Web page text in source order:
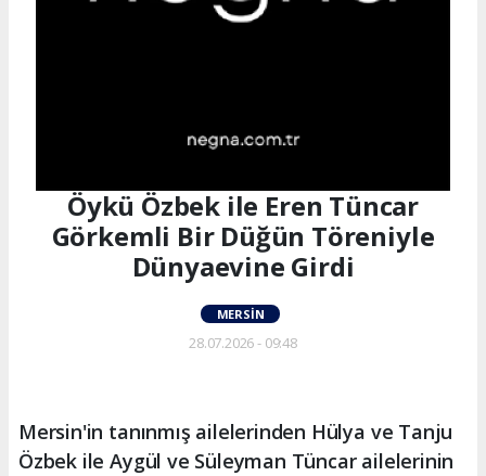
Öykü Özbek ile Eren Tüncar
Görkemli Bir Düğün Töreniyle
Dünyaevine Girdi
MERSIN
28.07.2026 - 09:48
Mersin'in tanınmış ailelerinden Hülya ve Tanju
Özbek ile Aygül ve Süleyman Tüncar ailelerinin